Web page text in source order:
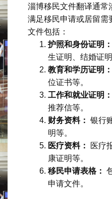
淄博移民文件翻译通常
满足移民申请或居留需
文件包括：
护照和身份证明：
生证明、结婚证明
教育和学历证明：
位证书等。
工作和就业证明：
推荐信等。
财务资料： 银行
明等。
医疗资料：
医疗
康证明等。
移民申请表格：
申请文件。